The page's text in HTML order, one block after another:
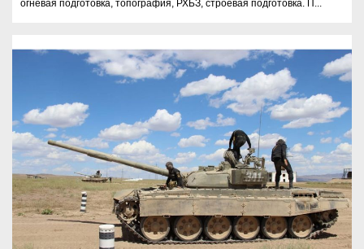
огневая подготовка, топография, РХБЗ, строевая подготовка. П...